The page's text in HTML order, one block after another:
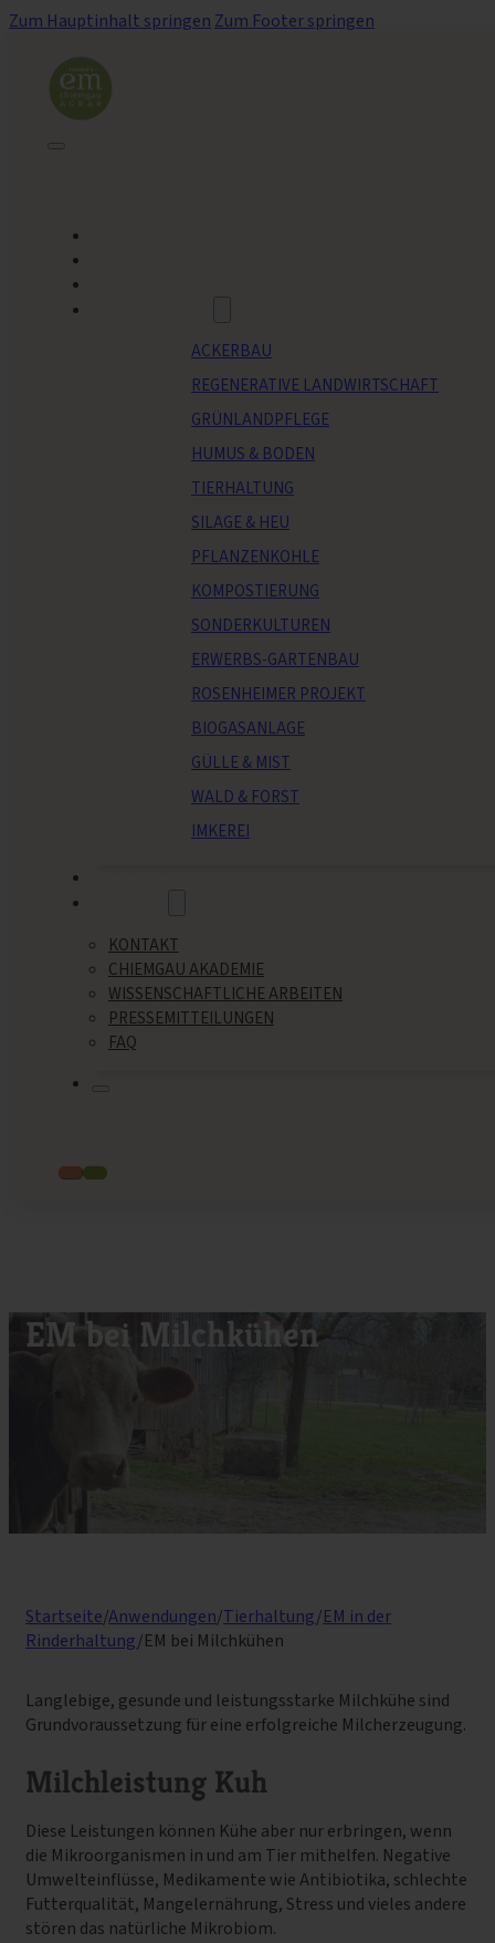
Zum Hauptinhalt springen Zum Footer springen
ACKERBAU
REGENERATIVE LANDWIRTSCHAFT
GRÜNLANDPFLEGE
HUMUS & BODEN
TIERHALTUNG
SILAGE & HEU
PFLANZENKOHLE
KOMPOSTIERUNG
SONDERKULTUREN
ERWERBS-GARTENBAU
ROSENHEIMER PROJEKT
BIOGASANLAGE
GÜLLE & MIST
WALD & FORST
IMKEREI
KONTAKT
CHIEMGAU AKADEMIE
WISSENSCHAFTLICHE ARBEITEN
PRESSEMITTEILUNGEN
FAQ
EM bei Milchkühen
Startseite/Anwendungen/Tierhaltung/EM in der
Rinderhaltung/EM bei Milchkühen
Langlebige, gesunde und leistungsstarke Milchkühe sind
Grundvoraussetzung für eine erfolgreiche Milcherzeugung.
Milchleistung Kuh
Diese Leistungen können Kühe aber nur erbringen, wenn
die Mikroorganismen in und am Tier mithelfen. Negative
Umwelteinflüsse, Medikamente wie Antibiotika, schlechte
Futterqualität, Mangelernährung, Stress und vieles andere
stören das natürliche Mikrobiom.